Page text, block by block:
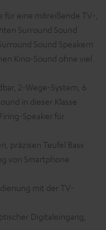
für eine mitreißende TV-,
Surround Sound
Sound Speakern
Kino-Sound ohne viel
2-Wege-System, 6
in dieser Klasse
Speaker für
präzisen Teufel Bass
von Smartphone
mit der TV-
Digitaleingang,